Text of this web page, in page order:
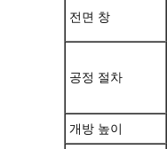
전면 창
공정 절차
개방 높이